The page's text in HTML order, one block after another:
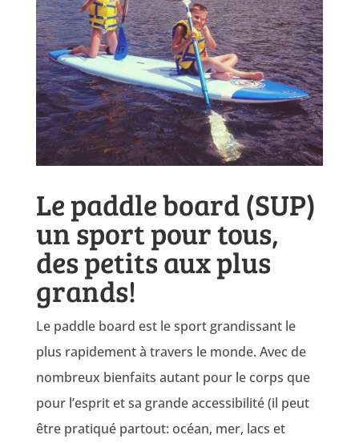
Le paddle board (SUP)
un sport pour tous,
des petits aux plus
grands!
Le paddle board est le sport grandissant le
plus rapidement à travers le monde. Avec de
nombreux bienfaits autant pour le corps que
pour l’esprit et sa grande accessibilité (il peut
être pratiqué partout: océan, mer, lacs et